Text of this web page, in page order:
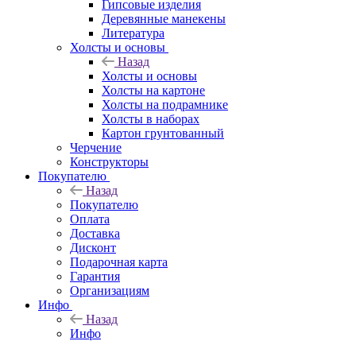
Гипсовые изделия
Деревянные манекены
Литература
Холсты и основы
Назад
Холсты и основы
Холсты на картоне
Холсты на подрамнике
Холсты в наборах
Картон грунтованный
Черчение
Конструкторы
Покупателю
Назад
Покупателю
Оплата
Доставка
Дисконт
Подарочная карта
Гарантия
Организациям
Инфо
Назад
Инфо